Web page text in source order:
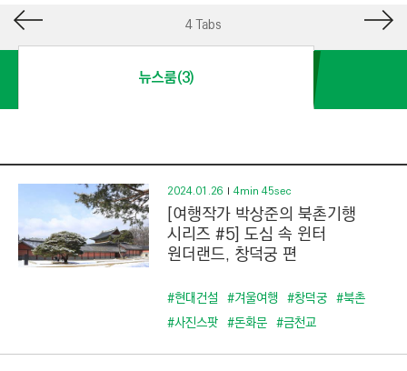
I
N
O
N
S
T
R
4 Tabs
뉴스룸(3)
2024.01.26 4min 45sec
[여행작가 박상준의 북촌기행
시리즈 #5] 도심 속 윈터
원더랜드, 창덕궁 편
#현대건설 #겨울여행 #창덕궁 #북촌
#사진스팟 #돈화문 #금천교